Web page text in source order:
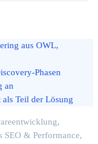
aus OWL,
Phasen
an
Teil der Lösung
SEO & Performance,